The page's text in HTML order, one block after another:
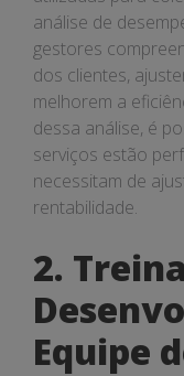
análise de
gestores
dos clientes,
melhorem a
dessa análise, é
serviços estão
necessitam de
rentabilidade.
2.
Equipe